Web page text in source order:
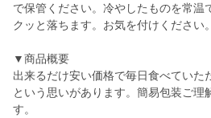
で保管ください。冷やしたものを常温
クッと落ちます。お気を付けください。
▼商品概要
出来るだけ安い価格で毎日食べていた
という思いがあります。簡易包装ご理
す。